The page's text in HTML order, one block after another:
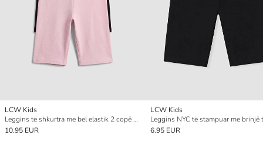
LCW Kids
Leggins të shkurtra me bel elastik 2 copë për vajza
10.95 EUR
LCW Kids
6.95 EUR